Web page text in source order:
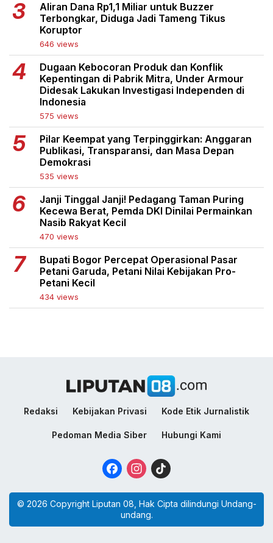
Aliran Dana Rp1,1 Miliar untuk Buzzer
Terbongkar, Diduga Jadi Tameng Tikus
Koruptor
646 views
Dugaan Kebocoran Produk dan Konflik
Kepentingan di Pabrik Mitra, Under Armour
Didesak Lakukan Investigasi Independen di
Indonesia
575 views
Pilar Keempat yang Terpinggirkan: Anggaran
Publikasi, Transparansi, dan Masa Depan
Demokrasi
535 views
Janji Tinggal Janji! Pedagang Taman Puring
Kecewa Berat, Pemda DKI Dinilai Permainkan
Nasib Rakyat Kecil
470 views
Bupati Bogor Percepat Operasional Pasar
Petani Garuda, Petani Nilai Kebijakan Pro-
Petani Kecil
434 views
Redaksi Kebijakan Privasi Kode Etik Jurnalistik
Pedoman Media Siber Hubungi Kami
FacebookInstagram
© 2026 Copyright Liputan 08, Hak Cipta dilindungi Undang-
undang.